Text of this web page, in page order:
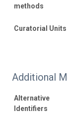
methods
Curatorial Units
Additional
Alternative
Identifiers